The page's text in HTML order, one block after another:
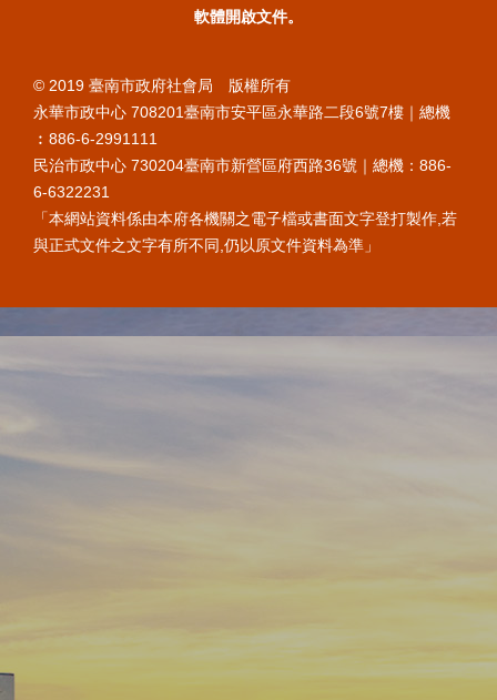
軟體開啟文件。
© 2019 臺南市政府社會局 版權所有
永華市政中心 708201臺南市安平區永華路二段6號7樓｜總機
︰886-6-2991111
民治市政中心 730204臺南市新營區府西路36號｜總機：886-
6-6322231
「本網站資料係由本府各機關之電子檔或書面文字登打製作,若
與正式文件之文字有所不同,仍以原文件資料為準」